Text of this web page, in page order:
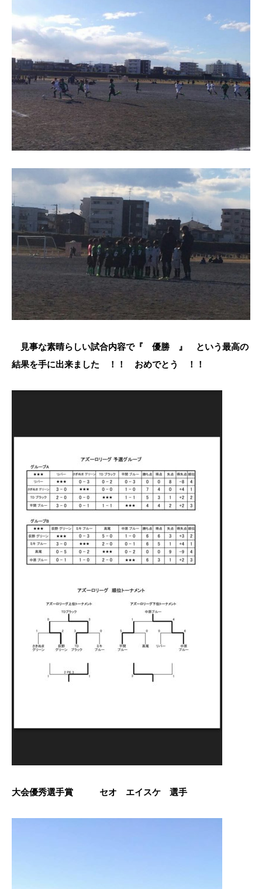
見事な素晴らしい試合内容で『 優勝 』 という最高の
結果を手に出来ました ！！ おめでとう ！！
大会優秀選手賞 セオ エイスケ 選手